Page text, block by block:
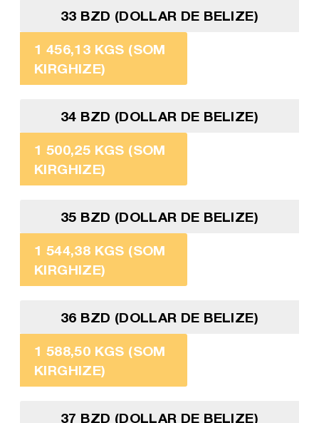
33 BZD (DOLLAR DE BELIZE)
1 456,13 KGS (SOM
KIRGHIZE)
34 BZD (DOLLAR DE BELIZE)
1 500,25 KGS (SOM
KIRGHIZE)
35 BZD (DOLLAR DE BELIZE)
1 544,38 KGS (SOM
KIRGHIZE)
36 BZD (DOLLAR DE BELIZE)
1 588,50 KGS (SOM
KIRGHIZE)
37 BZD (DOLLAR DE BELIZE)